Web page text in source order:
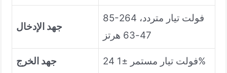
جهد الإدخال
85-264 فولت تيار متردد،
47-63 هرتز
جهد الخرج 24 فولت تيار مستمر ±1%